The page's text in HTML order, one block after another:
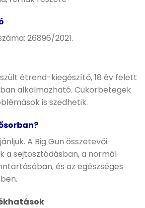
26896/2021.
étrend-kiegészítő, 18 év felett
alkalmazható. Cukorbetegek
is szedhetik.
A Big Gun összetevői
a sejtosztódásban, a normál
és az egészséges